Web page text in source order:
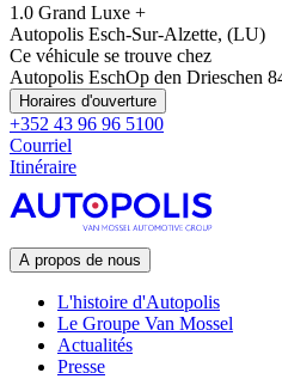
1.0 Grand Luxe +
Autopolis Esch-Sur-Alzette, (LU)
Ce véhicule se trouve chez
Autopolis EschOp den Drieschen 8
Horaires d'ouverture
+352 43 96 96 5100
Courriel
Itinéraire
A propos de nous
L'histoire d'Autopolis
Le Groupe Van Mossel
Actualités
Presse